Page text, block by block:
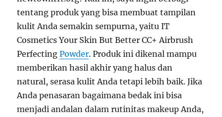
tentang produk yang bisa membuat tampilan
kulit Anda semakin sempurna, yaitu IT
Cosmetics Your Skin But Better CC+ Airbrush
PerfectingPowder. Produk ini dikenal mampu
memberikan hasil akhir yang halus dan
natural, serasa kulit Anda tetapi lebih baik. Jika
Anda penasaran bagaimana bedak ini bisa
menjadi andalan dalam rutinitas makeup Anda,